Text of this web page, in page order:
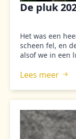
De pluk
Het was een
scheen fel, en
alsof we in een
Lees meer